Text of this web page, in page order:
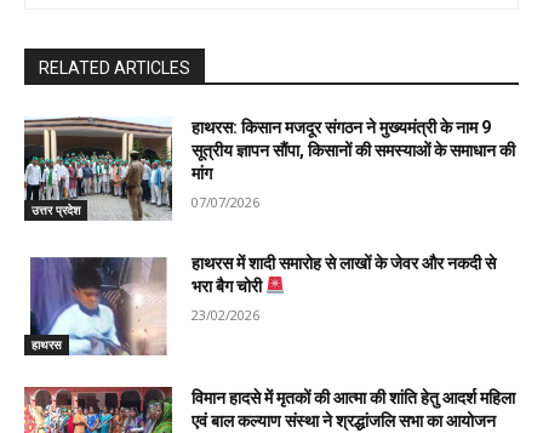
RELATED ARTICLES
उत्तर प्रदेश
हाथरस: किसान मजदूर संगठन ने मुख्यमंत्री के नाम 9
सूत्रीय ज्ञापन सौंपा, किसानों की समस्याओं के समाधान की
मांग
07/07/2026
हाथरस
हाथरस में शादी समारोह से लाखों के जेवर और नकदी से
भरा बैग चोरी
23/02/2026
विमान हादसे में मृतकों की आत्मा की शांति हेतु आदर्श महिला
एवं बाल कल्याण संस्था ने श्रद्धांजलि सभा का आयोजन